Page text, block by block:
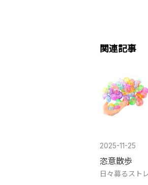
関連記事
2025-11-25
恣意散歩
日々募るスト